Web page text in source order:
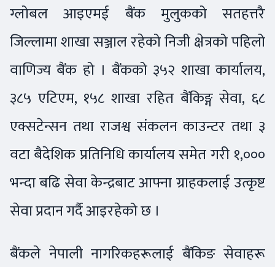
ग्लोबल आइएमई बैंक मुलुकको सतहत्तरै
जिल्लामा शाखा सञ्जाल रहेको निजी क्षेत्रको पहिलो
वाणिज्य बैंक हो । बैंकको ३५२ शाखा कार्यालय,
३८५ एटिएम, १५८ शाखा रहित बैंकिङ्ग सेवा, ६८
एक्सटेन्सन तथा राजश्व संकलन काउन्टर तथा ३
वटा बैदेशिक प्रतिनिधि कार्यालय समेत गरी १,०००
भन्दा बढि सेवा केन्द्रबाट आफ्ना ग्राहकलाई उत्कृष्ट
सेवा प्रदान गर्दै आइरहेको छ ।
बैंकले नेपाली नागरिकहरूलाई बैंकिङ सेवाहरू